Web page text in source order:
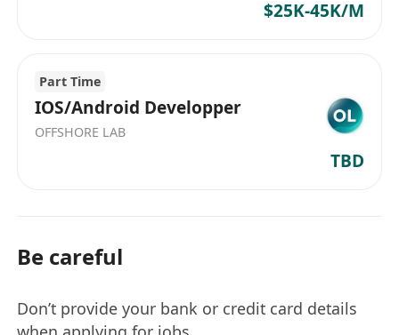
$25K-45K/M
Part Time
IOS/Android Developper
OFFSHORE LAB
TBD
Be careful
Don’t provide your bank or credit card details